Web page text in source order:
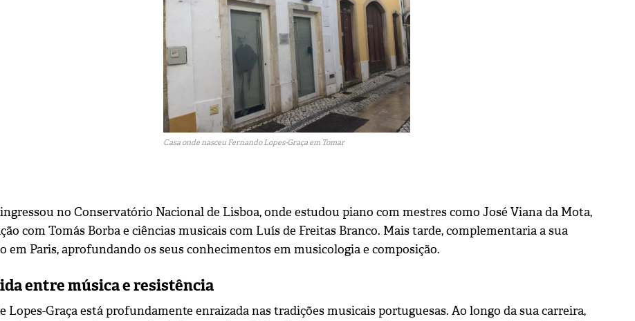
Casa onde nasceu Fernando Lopes-Graça em Tomar
ingressou no Conservatório Nacional de Lisboa, onde estudou piano com mestres como José Viana da Mota,
com Tomás Borba e ciências musicais com Luís de Freitas Branco. Mais tarde, complementaria a sua
em Paris, aprofundando os seus conhecimentos em musicologia e composição.
entre música e resistência
Lopes-Graça está profundamente enraizada nas tradições musicais portuguesas. Ao longo da sua carreira,